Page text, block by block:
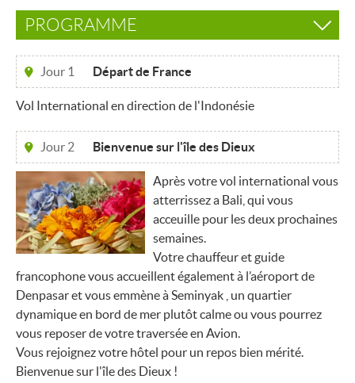
PROGRAMME
Jour 1 Départ de France
Vol International en direction de l'Indonésie
Jour 2 Bienvenue sur l'île des Dieux
Après votre vol international vous
atterrissez a Bali, qui vous
acceuille pour les deux prochaines
semaines.
Votre chauffeur et guide
francophone vous accueillent également à l’aéroport de
Denpasar et vous emmène à Seminyak , un quartier
dynamique en bord de mer plutôt calme ou vous pourrez
vous reposer de votre traversée en Avion.
Vous rejoignez votre hôtel pour un repos bien mérité.
Bienvenue sur l'île des Dieux !